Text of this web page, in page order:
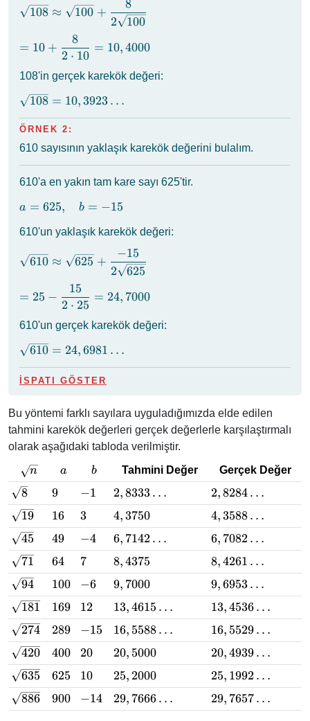
\sqrt{108}
\approx
\sqrt{100} +
\dfrac{8}
{2\sqrt{100}}
108 ≈ 100 +
2 100
8
= 10 +
\dfrac{8}
{2 \cdot
10,4000
= 10 +
2 ⋅ 10
8
= 10,4000
108'in gerçek karekök değeri:
\sqrt{108}
= 10,3923
\ldots
108 = 10,3923 …
ÖRNEK 2:
610 sayısının yaklaşık karekök değerini bulalım.
610'a en yakın tam kare sayı 625'tir.
a =
\quad
-15
a = 625, b = −15
610'un yaklaşık karekök değeri:
\sqrt{610}
\approx
\sqrt{625} +
\dfrac{-15}
{2\sqrt{625}}
610 ≈ 625 +
2 625
−15
= 25 -
\dfrac{15}
{2 \cdot
24,7000
= 25 −
2 ⋅ 25
15
= 24, 7000
610'un gerçek karekök değeri:
\sqrt{610}
= 24,6981
\ldots
610 = 24,6981 …
İSPATI GÖSTER
Bu yöntemi farklı sayılara uyguladığımızda elde edilen
tahmini karekök değerleri gerçek değerlerle karşılaştırmalı
olarak aşağıdaki tabloda verilmiştir.
\sqrt{n}
n a
a b
b Tahmini Değer Gerçek Değer
\sqrt{8}
8 9
9 -1
−1
2,8333
\ldots
2,8333…
2,8284
\ldots
2,8284…
\sqrt{19}
19 16
16 3
3 4,3750
4,3750
4,3588
\ldots
4,3588…
\sqrt{45}
45 49
49 -4
−4
6,7142
\ldots
6, 7142 …
6,7082
\ldots
6, 7082 …
\sqrt{71}
71 64
64 7
7 8,4375
8,4375
8,4261
\ldots
8,4261 …
\sqrt{94}
94 100
100 -6
−6 9,7000
9, 7000
9,6953
\ldots
9,6953…
\sqrt{181}
181 169
169 12
12
13,4615
\ldots
13,4615 …
13,4536
\ldots
13,4536…
\sqrt{274}
274 289
289 -15
−15
16,5588
\ldots
16, 5588…
16,5529
\ldots
16, 5529…
\sqrt{420}
420 400
400 20
20 20,5000
20, 5000
20,4939
\ldots
20,4939…
\sqrt{635}
635 625
625 10
10 25,2000
25, 2000
25,1992
\ldots
25, 1992 …
\sqrt{886}
886 900
900 -14
−14
29,7666
\ldots
29, 7666…
29,7657
\ldots
29, 7657…